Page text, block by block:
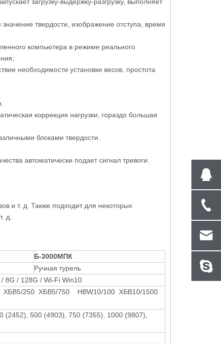
твердости, изображение отступа, время
компьютера в режиме реального
необходимости установки весов, простота
коррекция нагрузки, гораздо большая
блоками твердости.
автоматически подает сигнал тревоги.
и т. д. Также подходит для некоторых
д.
Б-3000MПК
Ручная турель
8G / 128G / Wi-Fi Win10
ХБВ5/250 ХБВ5/750 HBW10/100 ХБВ10/1500
500 (4903), 750 (7355), 1000 (9807),